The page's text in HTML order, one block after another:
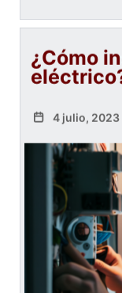
¿Cómo
4 julio, 2023